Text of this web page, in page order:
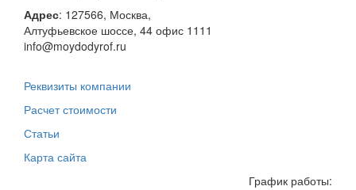
Адрес: 127566, Москва,
Алтуфьевское шоссе, 44 офис 1111
info@moydodyrof.ru
Реквизиты компании
Расчет стоимости
Статьи
Карта сайта
График работы: